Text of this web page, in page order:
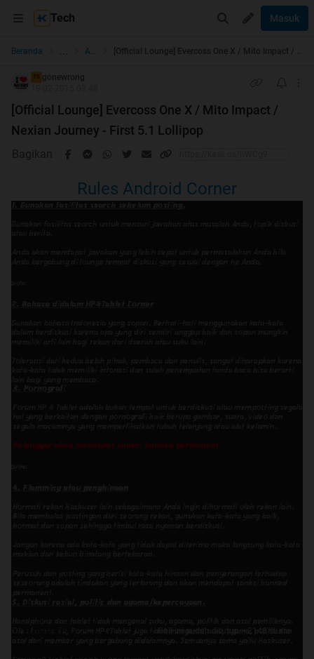
Tech Masuk
Beranda ... Android
TS gonewrong
[Official Lounge] Evercoss One X / Mito Impact /
Nexian Journey - First 5.1 Lollipop
Bagikan
Rules Android Corner